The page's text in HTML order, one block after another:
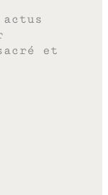
et